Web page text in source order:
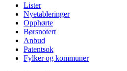
Lister
Nyetableringer
Opphørte
Børsnotert
Anbud
Patentsok
Fylker og kommuner